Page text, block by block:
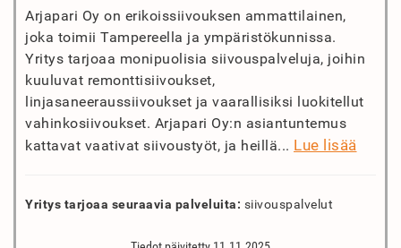
Arjapari Oy on erikoissiivouksen ammattilainen,
joka toimii Tampereella ja ympäristökunnissa.
Yritys tarjoaa monipuolisia siivouspalveluja, joihin
kuuluvat remonttisiivoukset,
linjasaneeraussiivoukset ja vaarallisiksi luokitellut
vahinkosiivoukset. Arjapari Oy:n asiantuntemus
kattavat vaativat siivoustyöt, ja heillä... Lue lisää
Yritys tarjoaa seuraavia palveluita: siivouspalvelut